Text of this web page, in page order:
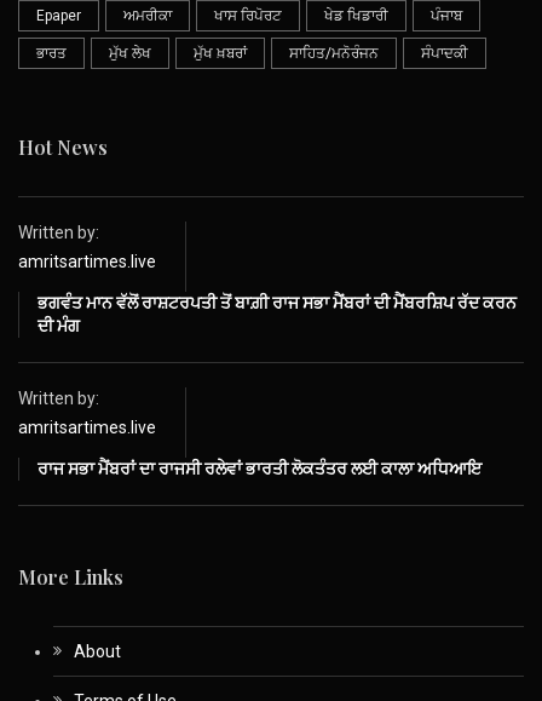
Epaper ਅਮਰੀਕਾ ਖਾਸ ਰਿਪੋਰਟ ਖੇਡ ਖਿਡਾਰੀ ਪੰਜਾਬ
ਭਾਰਤ ਮੁੱਖ ਲੇਖ ਮੁੱਖ ਖ਼ਬਰਾਂ ਸਾਹਿਤ/ਮਨੋਰੰਜਨ ਸੰਪਾਦਕੀ
Hot News
Written by:
amritsartimes.live
ਭਗਵੰਤ ਮਾਨ ਵੱਲੋਂ ਰਾਸ਼ਟਰਪਤੀ ਤੋਂ ਬਾਗ਼ੀ ਰਾਜ ਸਭਾ ਮੈਂਬਰਾਂ ਦੀ ਮੈਂਬਰਸ਼ਿਪ ਰੱਦ ਕਰਨ
ਦੀ ਮੰਗ
Written by:
amritsartimes.live
ਰਾਜ ਸਭਾ ਮੈਂਬਰਾਂ ਦਾ ਰਾਜਸੀ ਰਲੇਵਾਂ ਭਾਰਤੀ ਲੋਕਤੰਤਰ ਲਈ ਕਾਲਾ ਅਧਿਆਇ
More Links
About